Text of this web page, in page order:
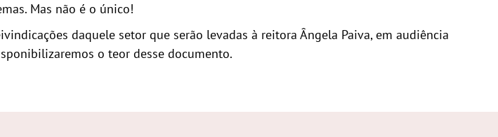
Mas não é o único!
daquele setor que serão levadas à reitora Ângela Paiva, em audiência
o teor desse documento.